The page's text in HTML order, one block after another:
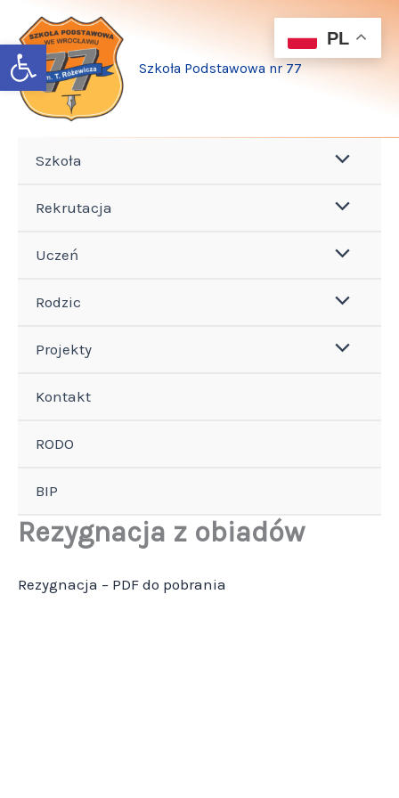
Open toolbar
Przejdź
treści
Szkoła Podstawowa nr 77
Szkoła
Rekrutacja
Uczeń
Rodzic
Projekty
Kontakt
RODO
BIP
Rezygnacja z obiadów
Rezygnacja – PDF do pobrania
PL